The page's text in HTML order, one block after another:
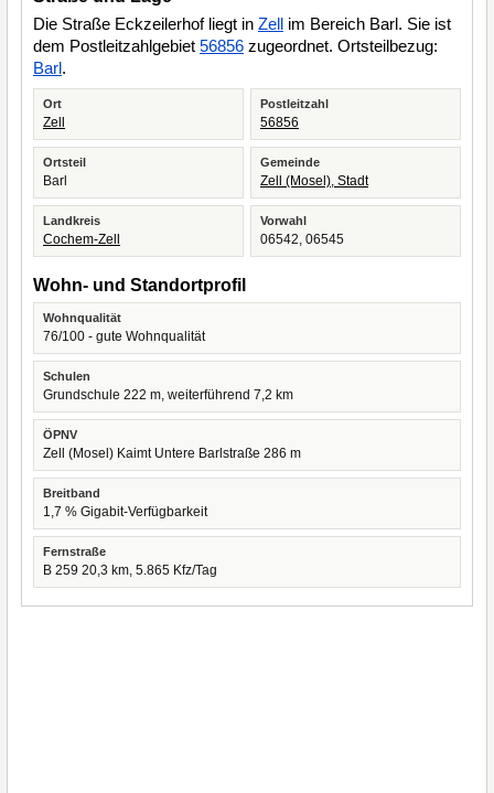
Die Straße Eckzeilerhof liegt in Zell im Bereich Barl. Sie ist
dem Postleitzahlgebiet 56856 zugeordnet. Ortsteilbezug:
Barl.
Ort
Zell
Postleitzahl
56856
Ortsteil
Barl
Gemeinde
Zell (Mosel), Stadt
Landkreis
Cochem-Zell
Vorwahl
06542, 06545
Wohn- und Standortprofil
Wohnqualität
76/100 - gute Wohnqualität
Schulen
Grundschule 222 m, weiterführend 7,2 km
ÖPNV
Zell (Mosel) Kaimt Untere Barlstraße 286 m
Breitband
1,7 % Gigabit-Verfügbarkeit
Fernstraße
B 259 20,3 km, 5.865 Kfz/Tag